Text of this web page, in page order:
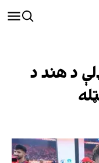
د هند د